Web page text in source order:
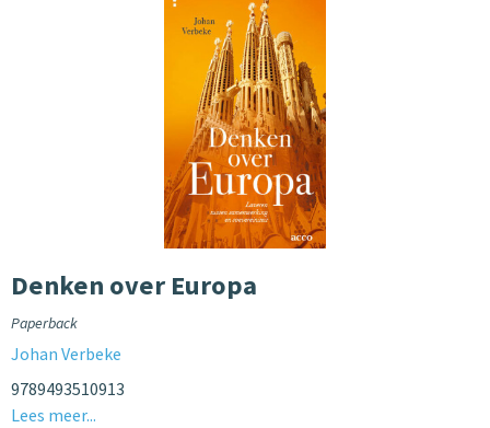
Denken over Europa
Paperback
Johan Verbeke
9789493510913
Lees meer...